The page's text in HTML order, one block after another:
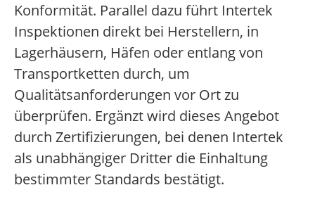
Konformität. Parallel dazu führt Intertek
Inspektionen direkt bei Herstellern, in
Lagerhäusern, Häfen oder entlang von
Transportketten durch, um
Qualitätsanforderungen vor Ort zu
überprüfen. Ergänzt wird dieses Angebot
durch Zertifizierungen, bei denen Intertek
als unabhängiger Dritter die Einhaltung
bestimmter Standards bestätigt.